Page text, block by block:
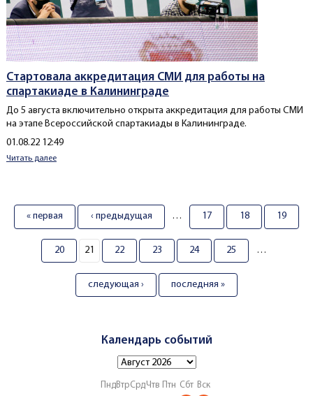
Стартовала аккредитация СМИ для работы на
спартакиаде в Калининграде
До 5 августа включительно открыта аккредитация для работы СМИ
на этапе Всероссийской спартакиады в Калининграде.
Создано
01.08.22 12:49
Читать далее
« первая ‹ предыдущая … 17 18 19
20 21 22 23 24 25 …
следующая › последняя »
Календарь событий
ПндВтрСрдЧтв Птн Сбт Вск